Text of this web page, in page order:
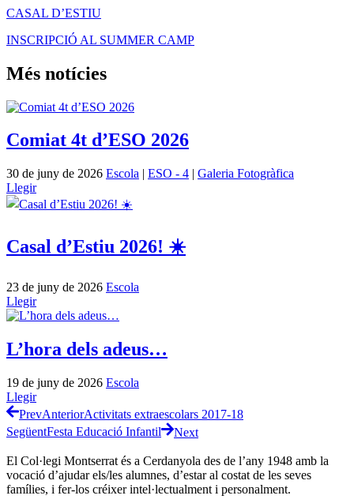
CASAL D’ESTIU
INSCRIPCIÓ AL SUMMER CAMP
Més notícies
Comiat 4t d’ESO 2026
30 de juny de 2026 Escola | ESO - 4 | Galeria Fotogràfica
Llegir
Casal d’Estiu 2026! ☀️
23 de juny de 2026 Escola
Llegir
L’hora dels adeus…
19 de juny de 2026 Escola
Llegir
PrevAnteriorActivitats extraescolars 2017-18
SegüentFesta Educació Infantil Next
El Col·legi Montserrat és a Cerdanyola des de l’any 1948 amb la
vocació d’ajudar els/les alumnes, d’estar al costat de les seves
famílies, i fer-los créixer intel·lectualment i personalment.